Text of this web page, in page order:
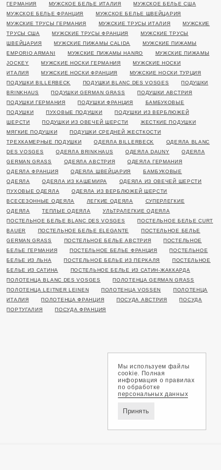
ГЕРМАНИЯ
МУЖСКОЕ БЕЛЬЕ ИТАЛИЯ
МУЖСКОЕ БЕЛЬЕ США
МУЖСКОЕ БЕЛЬЕ ФРАНЦИЯ
МУЖСКОЕ БЕЛЬЕ ШВЕЙЦАРИЯ
МУЖСКИЕ ТРУСЫ ГЕРМАНИЯ
МУЖСКИЕ ТРУСЫ ИТАЛИЯ
МУЖСКИЕ
ТРУСЫ США
МУЖСКИЕ ТРУСЫ ФРАНЦИЯ
МУЖСКИЕ ТРУСЫ
ШВЕЙЦАРИЯ
МУЖСКИЕ ПИЖАМЫ CALIDA
МУЖСКИЕ ПИЖАМЫ
EMPORIO ARMANI
МУЖСКИЕ ПИЖАМЫ HANRO
МУЖСКИЕ ПИЖАМЫ
JOCKEY
МУЖСКИЕ НОСКИ ГЕРМАНИЯ
МУЖСКИЕ НОСКИ
ИТАЛИЯ
МУЖСКИЕ НОСКИ ФРАНЦИЯ
МУЖСКИЕ НОСКИ ТУРЦИЯ
ПОДУШКИ BILLERBECK
ПОДУШКИ BLANC DES VOSGES
ПОДУШКИ
BRINKHAUS
ПОДУШКИ GERMAN GRASS
ПОДУШКИ АВСТРИЯ
ПОДУШКИ ГЕРМАНИЯ
ПОДУШКИ ФРАНЦИЯ
БАМБУКОВЫЕ
ПОДУШКИ
ПУХОВЫЕ ПОДУШКИ
ПОДУШКИ ИЗ ВЕРБЛЮЖЕЙ
ШЕРСТИ
ПОДУШКИ ИЗ ОВЕЧЕЙ ШЕРСТИ
ЖЕСТКИЕ ПОДУШКИ
МЯГКИЕ ПОДУШКИ
ПОДУШКИ СРЕДНЕЙ ЖЕСТКОСТИ
ТРЕХКАМЕРНЫЕ ПОДУШКИ
ОДЕЯЛА BILLERBECK
ОДЕЯЛА BLANC
DES VOSGES
ОДЕЯЛА BRINKHAUS ОДЕЯЛА DAUNY
ОДЕЯЛА
GERMAN GRASS
ОДЕЯЛА АВСТРИЯ
ОДЕЯЛА ГЕРМАНИЯ
ОДЕЯЛА ФРАНЦИЯ
ОДЕЯЛА ШВЕЙЦАРИЯ
БАМБУКОВЫЕ
ОДЕЯЛА
ОДЕЯЛА ИЗ КАШЕМИРА
ОДЕЯЛА ИЗ ОВЕЧЕЙ ШЕРСТИ
ПУХОВЫЕ ОДЕЯЛА
ОДЕЯЛА ИЗ ВЕРБЛЮЖЕЙ ШЕРСТИ
ВСЕСЕЗОННЫЕ ОДЕЯЛА
ЛЕГКИЕ ОДЕЯЛА
СУПЕРЛЕГКИЕ
ОДЕЯЛА
ТЕПЛЫЕ ОДЕЯЛА
УЛЬТРАЛЕГКИЕ ОДЕЯЛА
ПОСТЕЛЬНОЕ БЕЛЬЕ BLANC DES VOSGES
ПОСТЕЛЬНОЕ БЕЛЬЕ CURT
BAUER
ПОСТЕЛЬНОЕ БЕЛЬЕ ELEGANTE
ПОСТЕЛЬНОЕ БЕЛЬЕ
GERMAN GRASS
ПОСТЕЛЬНОЕ БЕЛЬЕ АВСТРИЯ
ПОСТЕЛЬНОЕ
БЕЛЬЕ ГЕРМАНИЯ
ПОСТЕЛЬНОЕ БЕЛЬЕ ФРАНЦИЯ
ПОСТЕЛЬНОЕ
БЕЛЬЕ ИЗ ЛЬНА
ПОСТЕЛЬНОЕ БЕЛЬЕ ИЗ ПЕРКАЛЯ
ПОСТЕЛЬНОЕ
БЕЛЬЕ ИЗ САТИНА
ПОСТЕЛЬНОЕ БЕЛЬЕ ИЗ САТИН-ЖАККАРДА
ПОЛОТЕНЦА BLANC DES VOSGES
ПОЛОТЕНЦА GERMAN GRASS
ПОЛОТЕНЦА LEITNER LEINEN
ПОЛОТЕНЦА VOSSEN
ПОЛОТЕНЦА
ИТАЛИЯ
ПОЛОТЕНЦА ФРАНЦИЯ ПОСУДА АВСТРИЯ
ПОСУДА
ПОРТУГАЛИЯ
ПОСУДА ФРАНЦИЯ
Мы используем файлы
cookie. Полная
информация о правилах
по обработке
персональных данных
Принять